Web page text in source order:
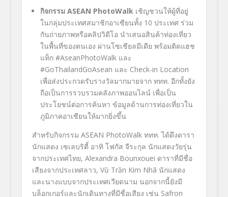
กิจกรรม ASEAN PhotoWalkเชิญชวนให้ผู้ที่อยู่
ในกลุ่มประเทศสมาชิกอาเซียนทั้ง 10 ประเทศ ร่วม
กันถ่ายภาพหรือคลิปวิดีโอ นำเสนอสินค้าท่องเที่ยว
ในพื้นที่ของตนเอง ผ่านโซเชียลมีเดีย พร้อมติดแฮช
แท็ก #AseanPhotoWalk และ
#GoThailandGoAsean และ Check-in Location
เพื่อส่งประกวดรับรางวัลมากมายจาก ททท. อีกทั้งยัง
ถือเป็นการรวบรวมคลังภาพออนไลน์ เพื่อเป็น
ประโยชน์ต่อการค้นหา ข้อมูลด้านการท่องเที่ยวใน
ภูมิภาคอาเซียนให้มากยิ่งขึ้น
สำหรับกิจกรรม ASEAN PhotoWalk ททท. ได้ดึงดารา
นักแสดง เซเลบริตี้ อาทิ โฟกัส จีระกุล นักแสดงวัยรุ่น
จากประเทศไทย, Alexandra Bounxouei ดาราที่มีชื่อ
เสียงจากประเทศลาว, Vũ Trần Kim Nhã นักแสดง
และนางแบบจากประเทศเวียดนาม นอกจากนี้ยังมี
บล็อกเกอร์และนักเดินทางที่มีชื่อเสียง เช่น Safron